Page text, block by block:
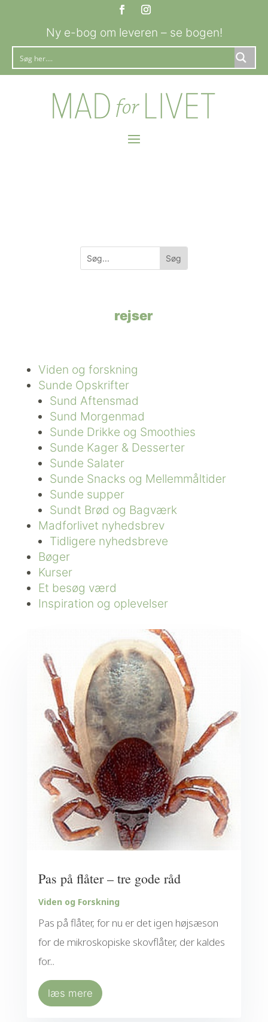
Ny e-bog om leveren – se bogen!
rejser
Viden og forskning
Sunde Opskrifter
Sund Aftensmad
Sund Morgenmad
Sunde Drikke og Smoothies
Sunde Kager & Desserter
Sunde Salater
Sunde Snacks og Mellemmåltider
Sunde supper
Sundt Brød og Bagværk
Madforlivet nyhedsbrev
Tidligere nyhedsbreve
Bøger
Kurser
Et besøg værd
Inspiration og oplevelser
Pas på flåter – tre gode råd
Viden og Forskning
Pas på flåter, for nu er det igen højsæson
for de mikroskopiske skovflåter, der kaldes
for...
læs mere